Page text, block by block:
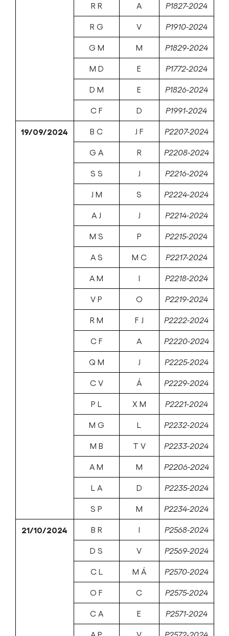
R R A P1827-2024
R G V P1910-2024
G M M P1829-2024
M D E P1772-2024
D M E P1826-2024
C F D P1991-2024
19/09/2024 B C J F P2207-2024
G A R P2208-2024
S S J P2216-2024
J M S P2224-2024
A J J P2214-2024
M S P P2215-2024
A S M C P2217-2024
A M I P2218-2024
V P O P2219-2024
R M F J P2222-2024
C F A P2220-2024
Q M J P2225-2024
C V Á P2229-2024
P L X M P2221-2024
M G L P2232-2024
M B T V P2233-2024
A M M P2206-2024
L A D P2235-2024
S P M P2234-2024
21/10/2024 B R I P2568-2024
D S V P2569-2024
C L M Á P2570-2024
O F C P2575-2024
C A E P2571-2024